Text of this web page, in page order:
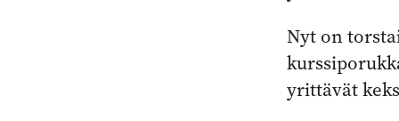
Nyt on
yrittävät